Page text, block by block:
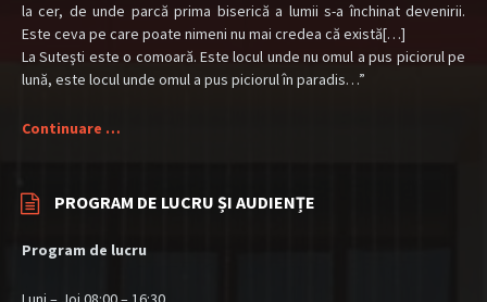
la cer, de unde parcă prima biserică a lumii s-a închinat devenirii.
Este ceva pe care poate nimeni nu mai credea că există[…]
La Suteşti este o comoară. Este locul unde nu omul a pus piciorul pe
lună, este locul unde omul a pus piciorul în paradis…”
Continuare …
PROGRAM DE LUCRU ȘI AUDIENȚE
Program de lucru